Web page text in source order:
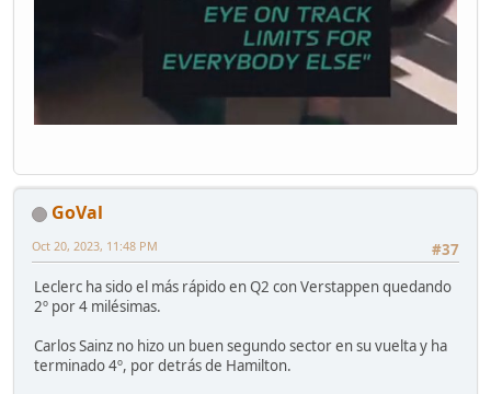
GoVal
#37
Oct 20, 2023, 11:48 PM
Leclerc ha sido el más rápido en Q2 con Verstappen quedando
2º por 4 milésimas.
Carlos Sainz no hizo un buen segundo sector en su vuelta y ha
terminado 4º, por detrás de Hamilton.